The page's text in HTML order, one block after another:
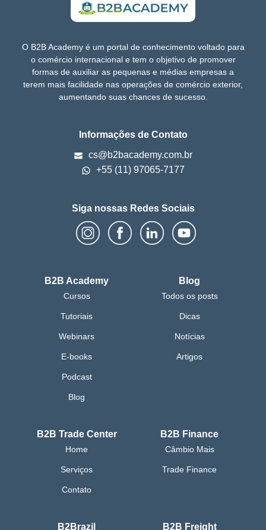
O B2B Academy é um portal de conhecimento voltado para
o comércio internacional e tem o objetivo de promover
formas de auxiliar as pequenas e médias empresas a
terem mais facilidade nas operações de comércio exterior,
aumentando suas chances de sucesso.
Informações de Contato
cs@b2bacademy.com.br
+55 (11) 97065-7177
Siga nossas Redes Sociais
B2B Academy
Cursos
Tutoriais
Webinars
E-books
Podcast
Blog
Blog
Todos os posts
Dicas
Notícias
Artigos
B2B Trade Center
Home
Serviços
Contato
B2B Finance
Câmbio Mais
Trade Finance
B2Brazil B2B Freight